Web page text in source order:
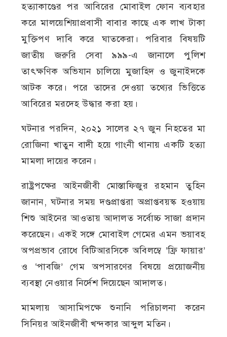
হত্যাকাণ্ডের পর আবিরের মোবাইল ফোন ব্যবহার
করে মালয়েশিয়াপ্রবাসী বাবার কাছে এক লাখ টাকা
মুক্তিপণ দাবি করে ঘাতকেরা। পরিবার বিষয়টি
জাতীয় জরুরি সেবা ৯৯৯-এ জানালে পুলিশ
তাৎক্ষণিক অভিযান চালিয়ে মুজাহিদ ও জুনাইদকে
আটক করে। পরে তাদের দেওয়া তথ্যের ভিত্তিতে
আবিরের মরদেহ উদ্ধার করা হয়।
ঘটনার পরদিন, ২০২১ সালের ২৭ জুন নিহতের মা
রোজিনা খাতুন বাদী হয়ে গাংনী থানায় একটি হত্যা
মামলা দায়ের করেন।
রাষ্ট্রপক্ষের আইনজীবী মোস্তাফিজুর রহমান তুহিন
জানান, ঘটনার সময় দণ্ডপ্রাপ্তরা অপ্রাপ্তবয়স্ক হওয়ায়
শিশু আইনের আওতায় আদালত সর্বোচ্চ সাজা প্রদান
করেছেন। একই সঙ্গে মোবাইল গেমের এমন ভয়াবহ
অপপ্রভাব রোধে বিটিআরসিকে অবিলম্বে ‘ফ্রি ফায়ার’
ও ‘পাবজি’ গেম অপসারণের বিষয়ে প্রয়োজনীয়
ব্যবস্থা নেওয়ার নির্দেশ দিয়েছেন আদালত।
মামলায় আসামিপক্ষে শুনানি পরিচালনা করেন
সিনিয়র আইনজীবী খন্দকার আব্দুল মতিন।